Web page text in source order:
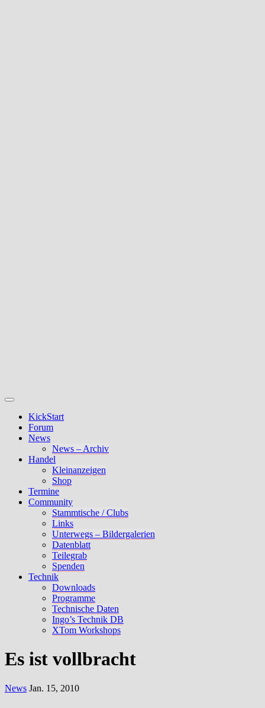
KickStart
Forum
News
News – Archiv
Handel
Kleinanzeigen
Shop
Termine
Community
Stammtische / Clubs
Links
Unterwegs – Bildergalerien
Datenblatt
Teilegrab
Spenden
Technik
Downloads
Programme
Technische Daten
Ingo’s Technik DB
XTom Workshops
Es ist vollbracht
News Jan. 15, 2010